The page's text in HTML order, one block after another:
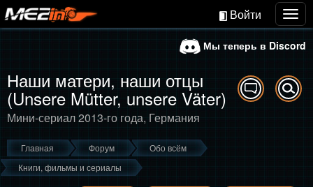
Войти
Мы теперь в Discord
Наши матери, наши отцы
(Unsere Mütter, unsere Väter)
Мини-сериал 2013-го года, Германия
Главная Форум
Обо всём
Книги, фильмы и сериалы